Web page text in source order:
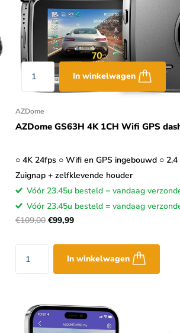
In winkelwagen
AZDome
AZDome GS63H 4K 1CH Wifi GPS
○ 4K 24fps ○ Wifi en GPS ingebouwd ○
Zuignap + zelfklevende houder
Vóór 23.45u besteld = vandaag
Vóór 23.45u besteld = vandaag
€109,00 €99,99
In winkelwagen